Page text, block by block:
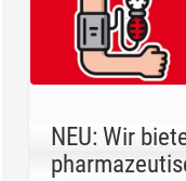
NEU: Wir